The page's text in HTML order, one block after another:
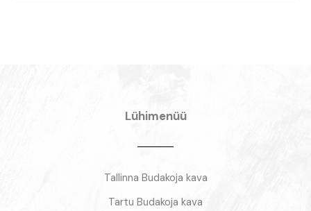
Lühimenüü
Tallinna Budakoja kava
Tartu Budakoja kava